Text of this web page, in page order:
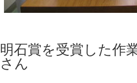
明石賞を受賞した作
さん